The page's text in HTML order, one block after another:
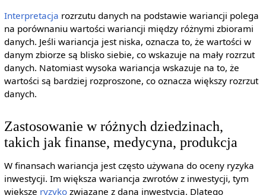
Interpretacja rozrzutu danych na podstawie wariancji polega
na porównaniu wartości wariancji między różnymi zbiorami
danych. Jeśli wariancja jest niska, oznacza to, że wartości w
danym zbiorze są blisko siebie, co wskazuje na mały rozrzut
danych. Natomiast wysoka wariancja wskazuje na to, że
wartości są bardziej rozproszone, co oznacza większy rozrzut
danych.
Zastosowanie w różnych dziedzinach,
takich jak finanse, medycyna, produkcja
W finansach wariancja jest często używana do oceny ryzyka
inwestycji. Im większa wariancja zwrotów z inwestycji, tym
większe ryzykozwiązane z daną inwestycją. Dlatego